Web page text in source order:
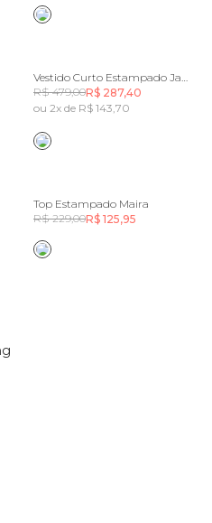
Vestido Curto Estampado Jardim Beleza
R$ 479,00R$ 287,40
ou 2x de R$ 143,70
Top Estampado Maira
R$ 229,00R$ 125,95